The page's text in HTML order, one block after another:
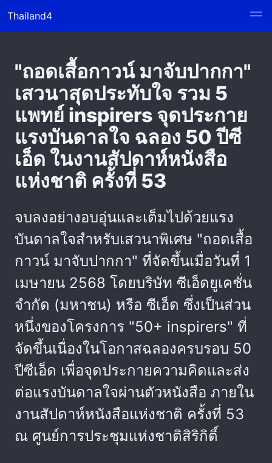
Thailand4
"ถอดเสื้อกาวน์ มาจับปากกา"
เสวนาสุดประทับใจ รวม 5
แพทย์ inspirers จุดประกาย
แรงบันดาลใจ ฉลอง 50 ปีซี
เอ็ด ในงานสัปดาห์หนังสือ
แห่งชาติ ครั้งที่ 53
จบลงอย่างอบอุ่นและเต็มไปด้วยแรง
บันดาลใจสำหรับเสวนาพิเศษ "ถอดเสื้อ
กาวน์ มาจับปากกา" ที่จัดขึ้นเมื่อวันที่ 1
เมษายน 2568 โดยบริษัท ซีเอ็ดยูเคชั่น
จำกัด (มหาชน) หรือ ซีเอ็ด ซึ่งเป็นส่วน
หนึ่งของโครงการ "50+ inspirers" ที่
จัดขึ้นเนื่องในโอกาสฉลองครบรอบ 50
ปีซีเอ็ด เพื่อจุดประกายความคิดและส่ง
ต่อแรงบันดาลใจผ่านตัวหนังสือ ภายใน
งานสัปดาห์หนังสือแห่งชาติ ครั้งที่ 53
ณ ศูนย์การประชุมแห่งชาติสิริกิติ์